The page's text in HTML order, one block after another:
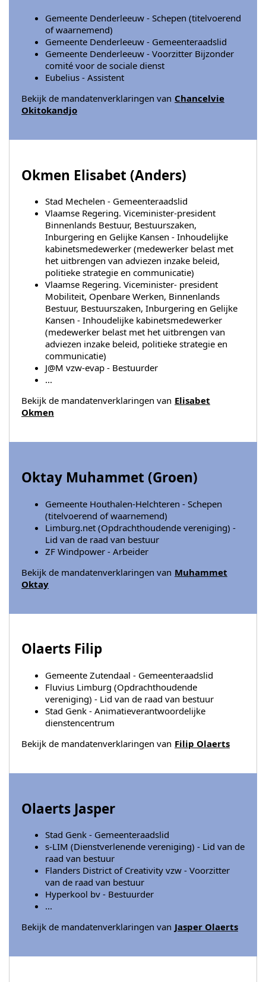
Gemeente Denderleeuw - Schepen (titelvoerend
of waarnemend)
Gemeente Denderleeuw - Gemeenteraadslid
Gemeente Denderleeuw - Voorzitter Bijzonder
comité voor de sociale dienst
Eubelius - Assistent
Bekijk de mandatenverklaringen van Chancelvie
Okitokandjo
Okmen Elisabet (Anders)
Stad Mechelen - Gemeenteraadslid
Vlaamse Regering. Viceminister-president
Binnenlands Bestuur, Bestuurszaken,
Inburgering en Gelijke Kansen - Inhoudelijke
kabinetsmedewerker (medewerker belast met
het uitbrengen van adviezen inzake beleid,
politieke strategie en communicatie)
Vlaamse Regering. Viceminister- president
Mobiliteit, Openbare Werken, Binnenlands
Bestuur, Bestuurszaken, Inburgering en Gelijke
Kansen - Inhoudelijke kabinetsmedewerker
(medewerker belast met het uitbrengen van
adviezen inzake beleid, politieke strategie en
communicatie)
J@M vzw-evap - Bestuurder
...
Bekijk de mandatenverklaringen van Elisabet
Okmen
Oktay Muhammet (Groen)
Gemeente Houthalen-Helchteren - Schepen
(titelvoerend of waarnemend)
Limburg.net (Opdrachthoudende vereniging) -
Lid van de raad van bestuur
ZF Windpower - Arbeider
Bekijk de mandatenverklaringen van Muhammet
Oktay
Olaerts Filip
Gemeente Zutendaal - Gemeenteraadslid
Fluvius Limburg (Opdrachthoudende
vereniging) - Lid van de raad van bestuur
Stad Genk - Animatieverantwoordelijke
dienstencentrum
Bekijk de mandatenverklaringen van Filip Olaerts
Olaerts Jasper
Stad Genk - Gemeenteraadslid
s-LIM (Dienstverlenende vereniging) - Lid van de
raad van bestuur
Flanders District of Creativity vzw - Voorzitter
van de raad van bestuur
Hyperkool bv - Bestuurder
...
Bekijk de mandatenverklaringen van Jasper Olaerts